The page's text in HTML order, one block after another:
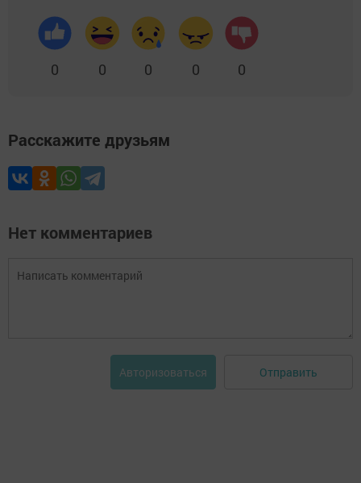
0 0 0 0 0
Расскажите друзьям
Нет комментариев
Авторизоваться Отправить